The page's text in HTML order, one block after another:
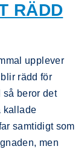
RÄDD
upplever
rädd för
så beror det
kallade
samtidigt som
men